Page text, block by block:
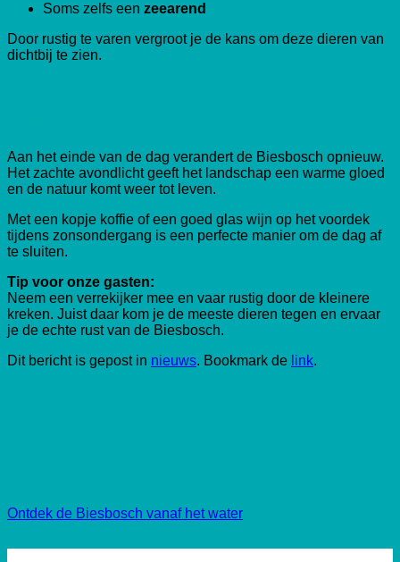
Soms zelfs een zeearend
Door rustig te varen vergroot je de kans om deze dieren van
dichtbij te zien.
Aan het einde van de dag verandert de Biesbosch opnieuw.
Het zachte avondlicht geeft het landschap een warme gloed
en de natuur komt weer tot leven.
Met een kopje koffie of een goed glas wijn op het voordek
tijdens zonsondergang is een perfecte manier om de dag af
te sluiten.
Tip voor onze gasten:
Neem een verrekijker mee en vaar rustig door de kleinere
kreken. Juist daar kom je de meeste dieren tegen en ervaar
je de echte rust van de Biesbosch.
Dit bericht is gepost in nieuws. Bookmark de link.
Ontdek de Biesbosch vanaf het water